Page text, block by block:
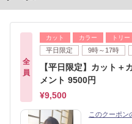
全
員
カット カラー トリー
平日限定 9時～17時
【平日限定】カット＋
メント 9500円
¥9,500
このクーポン